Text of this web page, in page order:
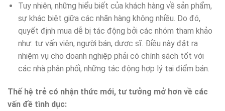
Tuy nhiên, những hiểu biết của khách hàng về sản phẩm,
sự khác biệt giữa các nhãn hàng không nhiều. Do đó,
quyết định mua dễ bị tác động bởi các nhóm tham khảo
như: tư vấn viên, người bán, dược sĩ. Điều này đặt ra
nhiệm vụ cho doanh nghiệp phải có chính sách tốt với
các nhà phân phối, những tác động hợp lý tại điểm bán.
Thế hệ trẻ có nhận thức mới, tư tưởng mở hơn về các
vấn đề tình dục: